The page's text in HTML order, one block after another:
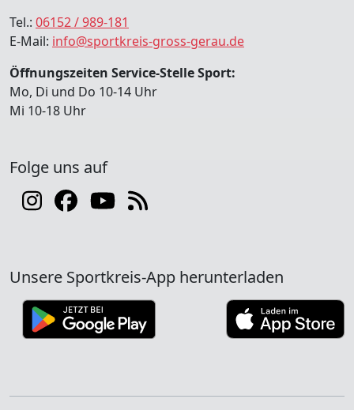
Tel.: 06152 / 989-181
E-Mail: info@sportkreis-gross-gerau.de
Öffnungszeiten Service-Stelle Sport:
Mo, Di und Do 10-14 Uhr
Mi 10-18 Uhr
Folge uns auf
Unsere Sportkreis-App herunterladen